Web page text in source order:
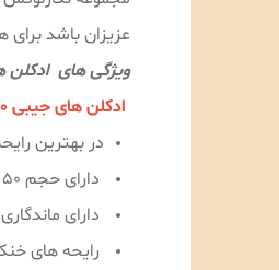
عزیزان باشد برای هرگونه
ویژگی های ادکلن های
ادکلن های جیبی 50 میل
در بهترین
دارای حجم 50 میل
دارای
رایحه های